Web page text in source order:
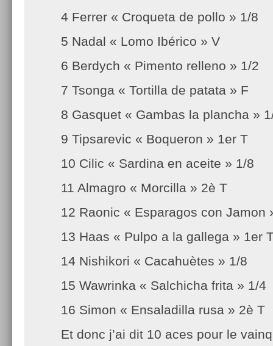
4 Ferrer « Croqueta de pollo » 1/8
5 Nadal « Lomo Ibérico » V
6 Berdych « Pimento relleno » 1/2
7 Tsonga « Tortilla de patata » F
8 Gasquet « Gambas la plancha »
9 Tipsarevic « Boqueron » 1er T
10 Cilic « Sardina en aceite » 1/8
11 Almagro « Morcilla » 2è T
12 Raonic « Esparagos con Jamon
13 Haas « Pulpo a la gallega » 1er
14 Nishikori « Cacahuètes » 1/8
15 Wawrinka « Salchicha frita » 1/4
16 Simon « Ensaladilla rusa » 2è T
Et donc j’ai dit 10 aces pour le